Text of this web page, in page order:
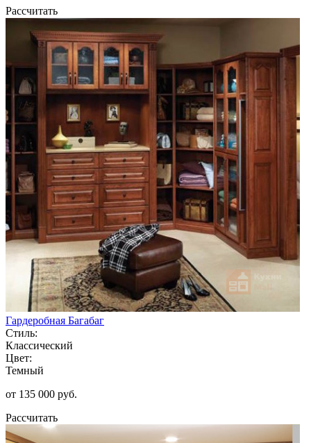
Рассчитать
Гардеробная Багабаг
Стиль:
Классический
Цвет:
Темный
от 135 000 руб.
Рассчитать